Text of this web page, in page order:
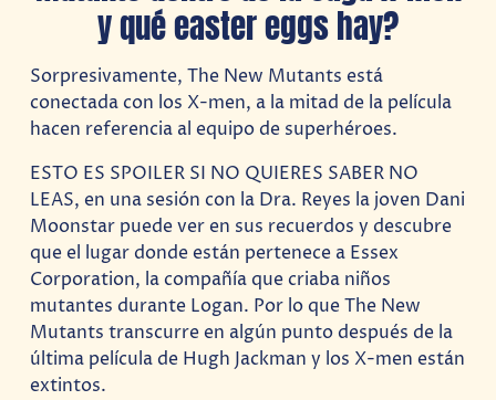
y qué easter eggs hay?
Sorpresivamente, The New Mutants está
conectada con los X-men, a la mitad de la película
hacen referencia al equipo de superhéroes.
ESTO ES SPOILER SI NO QUIERES SABER NO
LEAS, en una sesión con la Dra. Reyes la joven Dani
Moonstar puede ver en sus recuerdos y descubre
que el lugar donde están pertenece a Essex
Corporation, la compañía que criaba niños
mutantes durante Logan. Por lo que The New
Mutants transcurre en algún punto después de la
última película de Hugh Jackman y los X-men están
extintos.